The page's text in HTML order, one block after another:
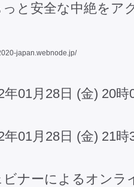
っと安全な中絶をア
japan.webnode.jp/
年01月28日 (金) 20時
年01月28日 (金) 21時
ビナーによるオンラ